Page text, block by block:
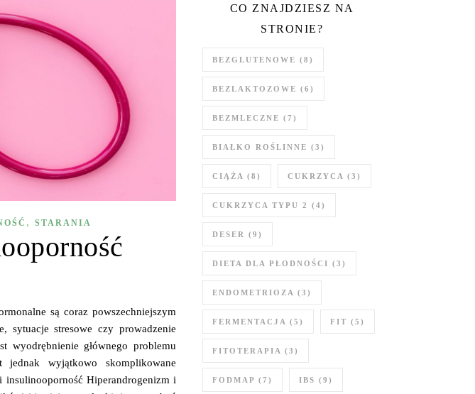
, STARANIA
są coraz powszechniejszym
sytuacje stresowe czy prowadzenie
wyodrębnienie głównego problemu
jednak wyjątkowo skomplikowane
Hiperandrogenizm i
CO ZNAJDZIESZ NA
STRONIE?
BEZGLUTENOWE (8)
BEZLAKTOZOWE (6)
BEZMLECZNE (7)
BIAŁKO ROŚLINNE (3)
CIĄŻA (8) CUKRZYCA (3)
CUKRZYCA TYPU 2 (4)
DESER (9)
DIETA DLA PŁODNOŚCI (3)
ENDOMETRIOZA (3)
FERMENTACJA (5) FIT (5)
FITOTERAPIA (3)
FODMAP (7) IBS (9)